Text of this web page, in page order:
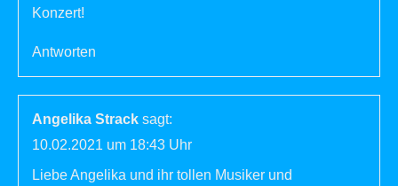
Konzert!
Antworten
Angelika Strack sagt:
10.02.2021 um 18:43 Uhr
Liebe Angelika und ihr tollen Musiker und